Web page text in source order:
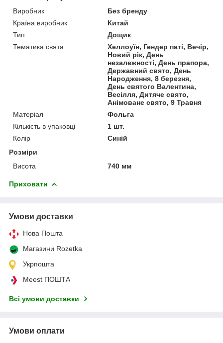
Виробник
Без бренду
Країна виробник
Китай
Тип
Дощик
Тематика свята
Хеллоуїн, Гендер паті, Вечір,
Новий рік, День
незалежності, День прапора,
Державний свято, День
Народження, 8 березня,
День святого Валентина,
Весілля, Дитяче свято,
Анімоване свято, 9 Травня
Матеріал
Фольга
Кількість в упаковці
1 шт.
Колір
Синій
Розміри
Висота
740 мм
Приховати
Умови доставки
Нова Пошта
Магазини Rozetka
Укрпошта
Meest ПОШТА
Всі умови доставки
Умови оплати